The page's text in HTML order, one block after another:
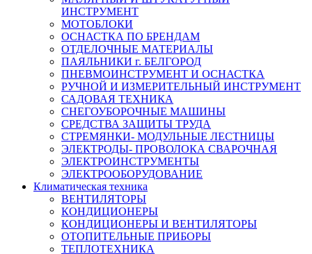
ИНСТРУМЕНТ
МОТОБЛОКИ
ОСНАСТКА ПО БРЕНДАМ
ОТДЕЛОЧНЫЕ МАТЕРИАЛЫ
ПАЯЛЬНИКИ г. БЕЛГОРОД
ПНЕВМОИНСТРУМЕНТ И ОСНАСТКА
РУЧНОЙ И ИЗМЕРИТЕЛЬНЫЙ ИНСТРУМЕНТ
САДОВАЯ ТЕХНИКА
СНЕГОУБОРОЧНЫЕ МАШИНЫ
СРЕДСТВА ЗАЩИТЫ ТРУДА
СТРЕМЯНКИ- МОДУЛЬНЫЕ ЛЕСТНИЦЫ
ЭЛЕКТРОДЫ- ПРОВОЛОКА СВАРОЧНАЯ
ЭЛЕКТРОИНСТРУМЕНТЫ
ЭЛЕКТРООБОРУДОВАНИЕ
Климатическая техника
ВЕНТИЛЯТОРЫ
КОНДИЦИОНЕРЫ
КОНДИЦИОНЕРЫ И ВЕНТИЛЯТОРЫ
ОТОПИТЕЛЬНЫЕ ПРИБОРЫ
ТЕПЛОТЕХНИКА